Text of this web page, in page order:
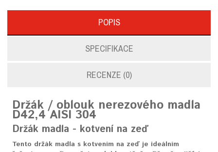
POPIS
SPECIFIKACE
RECENZE (0)
Držák / oblouk nerezového madla
D42,4 AISI 304
Držák madla - kotvení na zeď
Tento držák madla s kotvením na zeď je ideálním